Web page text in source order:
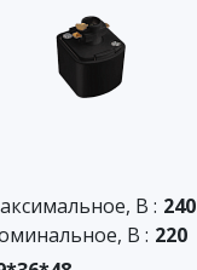
В : 240
В : 220